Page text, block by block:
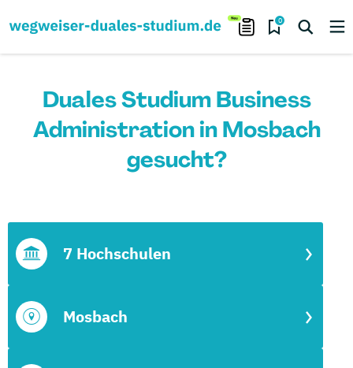
0
Duales Studium Business
Administration in Mosbach
gesucht?
Mosbach
7 Hochschulen